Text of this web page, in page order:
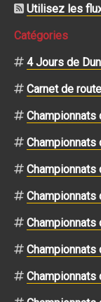
Utilisez les
Catégories
4 Jours de
Carnet de
Championnats
Championnats
Championnats
Championnats
Championnats
Championnats
Championnats